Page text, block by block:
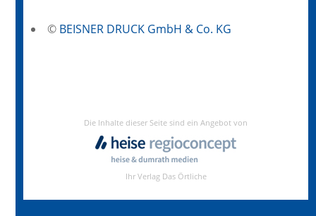
© BEISNER DRUCK GmbH & Co. KG